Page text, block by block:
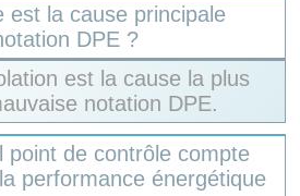
est la cause principale
DPE ?
est la cause la plus
notation DPE.
point de contrôle compte
performance énergétique